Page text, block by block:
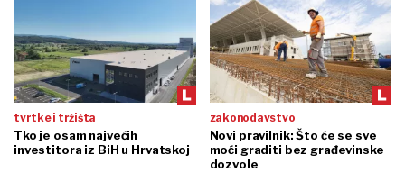
tvrtke i tržišta
Tko je osam najvećih
investitora iz BiH u Hrvatskoj
zakonodavstvo
Novi pravilnik: Što će se sve
moći graditi bez građevinske
dozvole